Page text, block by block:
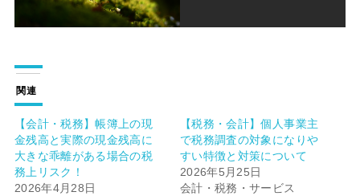
関連
【会計・税務】帳簿上の現
金残高と実際の現金残高に
大きな乖離がある場合の税
務上リスク！
2026年4月28日
【税務・会計】個人事業主
で税務調査の対象になりや
すい特徴と対策について
2026年5月25日
会計・税務・サービス